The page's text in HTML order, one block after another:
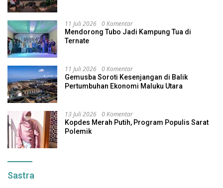
11 Juli 2026 0 Komentar
Mendorong Tubo Jadi Kampung Tua di
Ternate
11 Juli 2026 0 Komentar
Gemusba Soroti Kesenjangan di Balik
Pertumbuhan Ekonomi Maluku Utara
13 Juli 2026 0 Komentar
Kopdes Merah Putih, Program Populis Sarat
Polemik
Sastra